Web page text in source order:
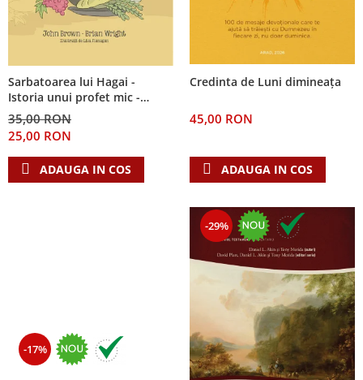
Sarbatoarea lui Hagai -
Istoria unui profet mic -
Seria: Cei 12 cutezatori
35,00 RON
25,00 RON
ADAUGA IN COS
Credinta de Luni dimineața
45,00 RON
ADAUGA IN COS
-17%
-29%